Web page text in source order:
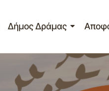
Δήμος Δράμας
Δελτίο Τύπου – Με τη
6η επιστημονική συνάντηση
11-2013